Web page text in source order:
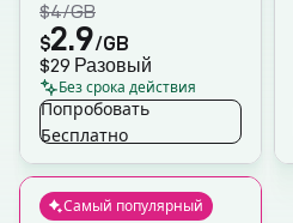
$4/GB
$2.9/GB
$29 Разовый
Без срока действия
Попробовать
Бесплатно
Самый популярный